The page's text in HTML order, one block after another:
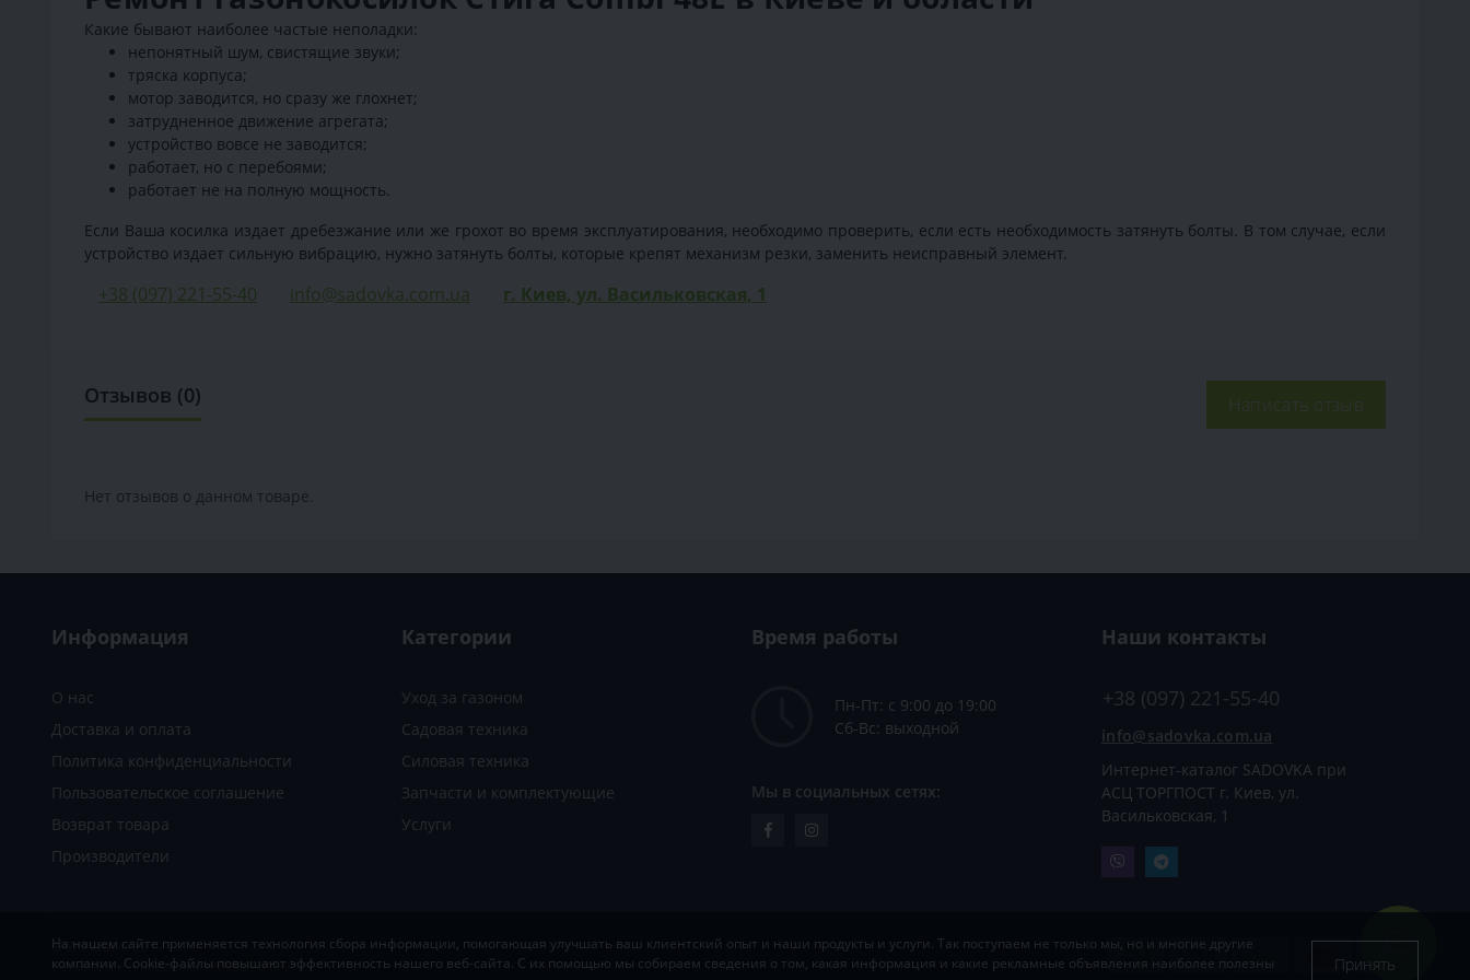
Какие бывают наиболее частые неполадки:
непонятный шум, свистящие звуки;
тряска корпуса;
мотор заводится, но сразу же глохнет;
затрудненное движение агрегата;
устройство вовсе не заводится;
работает, но с перебоями;
работает не на полную мощность.
Если Ваша косилка издает дребезжание или же грохот во время эксплуатирования, необходимо проверить, если есть необходимость затянуть болты. В том случае, если
устройство издает сильную вибрацию, нужно затянуть болты, которые крепят механизм резки, заменить неисправный элемент.
+38 (097) 221-55-40 info@sadovka.com.ua г. Киев, ул. Васильковская, 1
Отзывов (0) Написать отзыв
Нет отзывов о данном товаре.
Информация
О нас
Доставка и оплата
Политика конфиденциальности
Пользовательское соглашение
Возврат товара
Производители
Категории
Уход за газоном
Садовая техника
Силовая техника
Запчасти и комплектующие
Услуги
Время работы
Пн-Пт: с 9:00 до 19:00
Сб-Вс: выходной
Мы в социальных сетях:
Наши контакты
+38 (097) 221-55-40
info@sadovka.com.ua
Интернет-каталог SADOVKA при
АСЦ ТОРГПОСТ г. Киев, ул.
Васильковская, 1
SADOVKA© 2019-2026
Разработка и поддержка MIG STUDIO
На нашем сайте применяется технология сбора информации, помогающая улучшать ваш клиентский опыт и наши продукты и услуги. Так поступаем не только мы, но и многие другие
компании. Cookie-файлы повышают эффективность нашего веб-сайта. С их помощью мы собираем сведения о том, какая информация и какие рекламные объявления наиболее полезны
Принять